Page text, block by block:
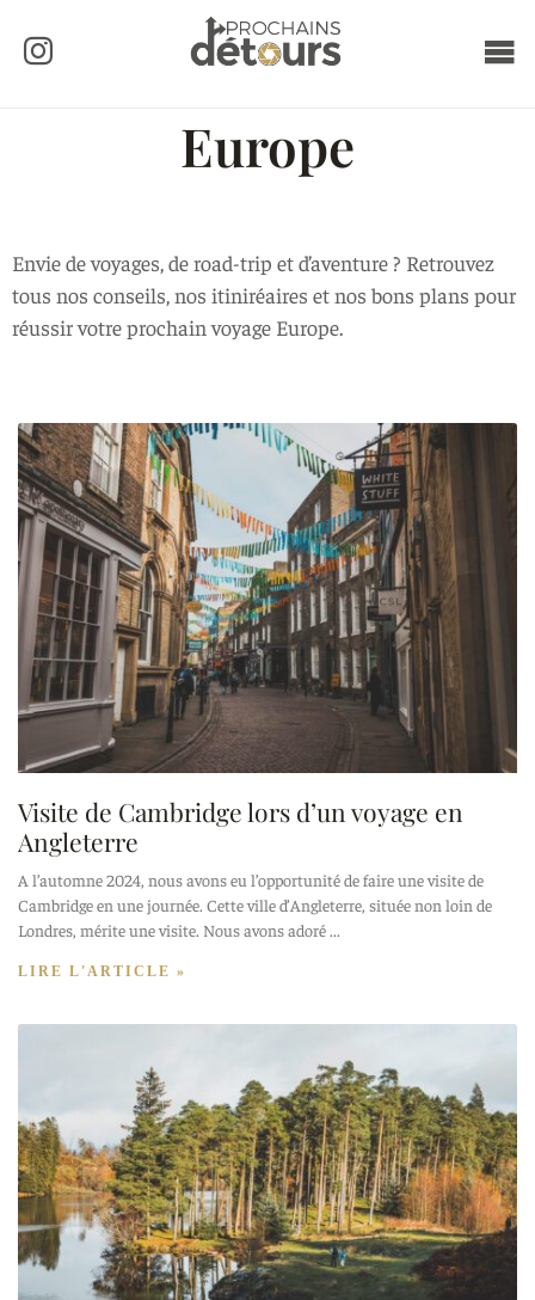
Europe
Envie de voyages, de road-trip et d’aventure ? Retrouvez
tous nos conseils, nos itiniréaires et nos bons plans pour
réussir votre prochain voyage Europe.
Visite de Cambridge lors d’un voyage en
Angleterre
A l’automne 2024, nous avons eu l’opportunité de faire une visite de
Cambridge en une journée. Cette ville d’Angleterre, située non loin de
Londres, mérite une visite. Nous avons adoré
LIRE L'ARTICLE »